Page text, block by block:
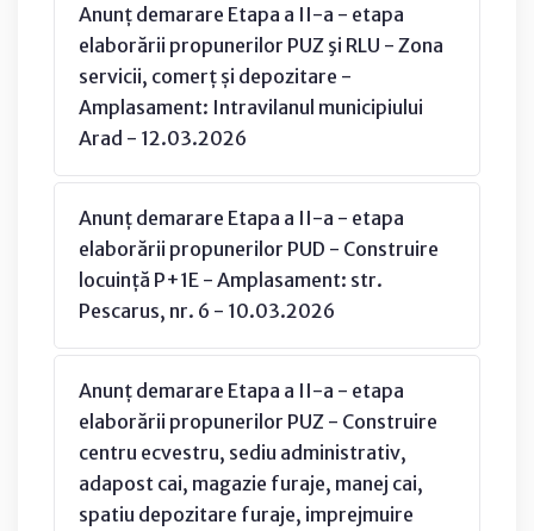
Anunț demarare Etapa a II-a - etapa
elaborării propunerilor PUZ şi RLU - Zona
servicii, comerț și depozitare -
Amplasament: Intravilanul municipiului
Arad - 12.03.2026
Anunț demarare Etapa a II-a - etapa
elaborării propunerilor PUD - Construire
locuință P+1E - Amplasament: str.
Pescarus, nr. 6 - 10.03.2026
Anunț demarare Etapa a II-a - etapa
elaborării propunerilor PUZ - Construire
centru ecvestru, sediu administrativ,
adapost cai, magazie furaje, manej cai,
spatiu depozitare furaje, imprejmuire